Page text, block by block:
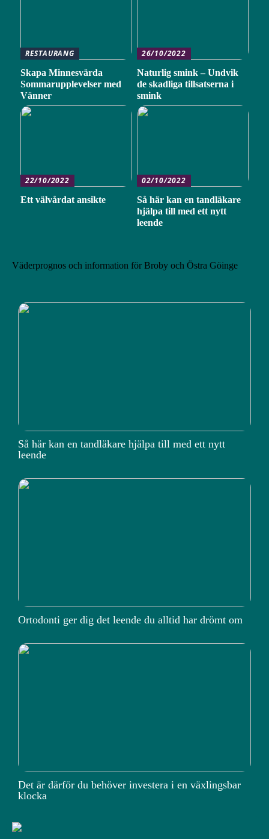
RESTAURANG
Skapa Minnesvärda
Sommarupplevelser med
Vänner
26/10/2022
Naturlig smink – Undvik
de skadliga tillsatserna i
smink
22/10/2022
Ett välvårdat ansikte
02/10/2022
Så här kan en tandläkare
hjälpa till med ett nytt
leende
Väderprognos och information för Broby och Östra Göinge
Så här kan en tandläkare hjälpa till med ett nytt
leende
Ortodonti ger dig det leende du alltid har drömt om
Det är därför du behöver investera i en växlingsbar
klocka